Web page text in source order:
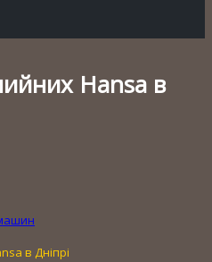
Hansa в
в Дніпрі